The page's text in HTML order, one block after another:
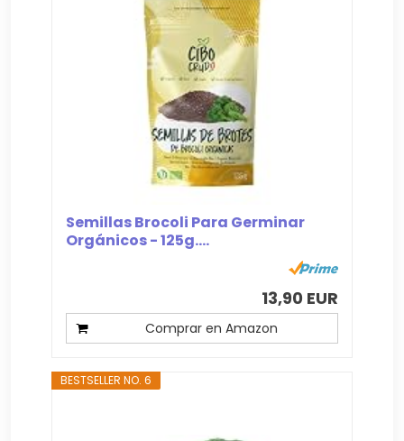
Semillas Brocoli Para Germinar
Orgánicos - 125g....
13,90 EUR
Comprar en Amazon
BESTSELLER NO. 6